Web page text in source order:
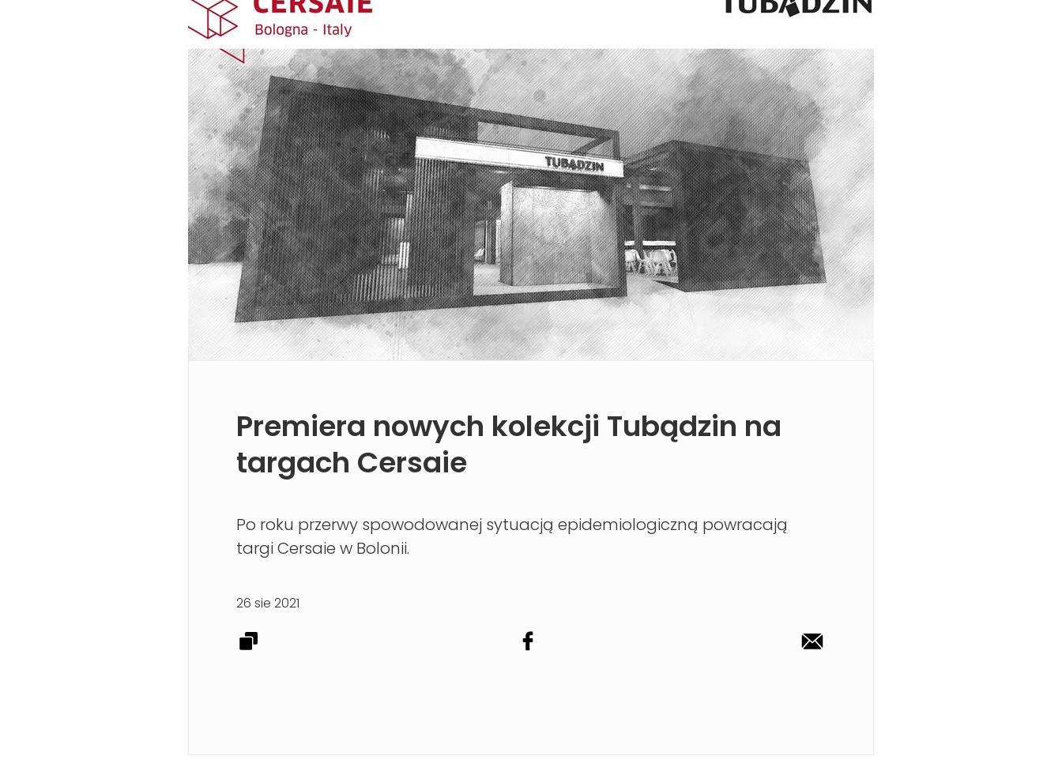
Premiera nowych kolekcji Tubądzin na
targach Cersaie
Po roku przerwy spowodowanej sytuacją epidemiologiczną powracają
targi Cersaie w Bolonii.
26 sie 2021